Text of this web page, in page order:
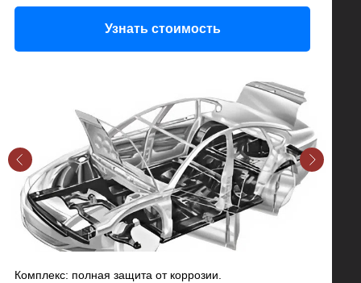
Узнать стоимость
Комплекс: полная защита от коррозии.